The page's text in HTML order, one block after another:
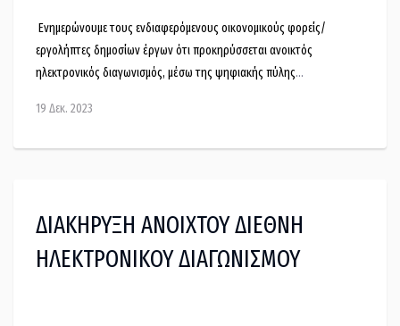
Ενημερώνουμε τους ενδιαφερόμενους οικονομικούς φορείς/
εργολήπτες δημοσίων έργων ότι προκηρύσσεται ανοικτός
ηλεκτρονικός διαγωνισμός, μέσω της ψηφιακής πύλης
Εκσυγχρονισμός Εγκατάστασης Επεξεργασίας Λυμάτων
19 Δεκ. 2023
ΔΙΑΚΗΡΥΞΗ ΑΝΟΙΧΤΟΥ ΔΙΕΘΝΗ
ΗΛΕΚΤΡΟΝΙΚΟΥ ΔΙΑΓΩΝΙΣΜΟΥ